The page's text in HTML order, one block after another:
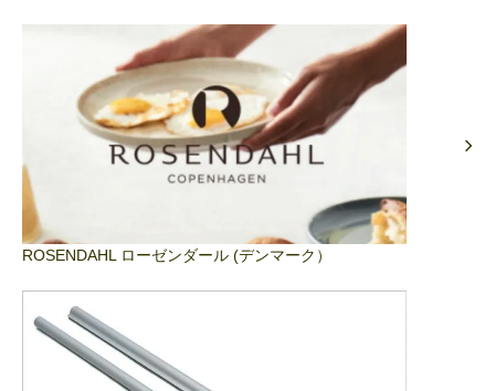
ROSENDAHL ローゼンダール (デンマーク）